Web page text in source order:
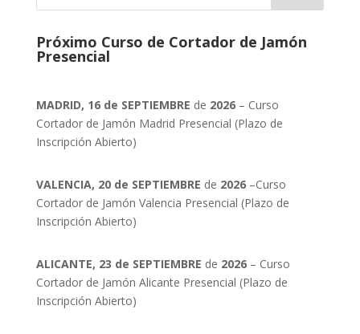
Próximo Curso de Cortador de Jamón
Presencial
MADRID, 16 de SEPTIEMBRE de 2026– Curso
Cortador de Jamón Madrid Presencial (Plazo de
Inscripción Abierto)
VALENCIA, 20 de SEPTIEMBRE de 2026–Curso
Cortador de Jamón Valencia Presencial (Plazo de
Inscripción Abierto)
ALICANTE, 23 de SEPTIEMBRE de 2026– Curso
Cortador de Jamón Alicante Presencial (Plazo de
Inscripción Abierto)